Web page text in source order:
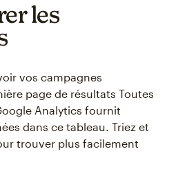
les
vos campagnes
page de résultats Toutes
Analytics fournit
dans ce tableau. Triez et
trouver plus facilement